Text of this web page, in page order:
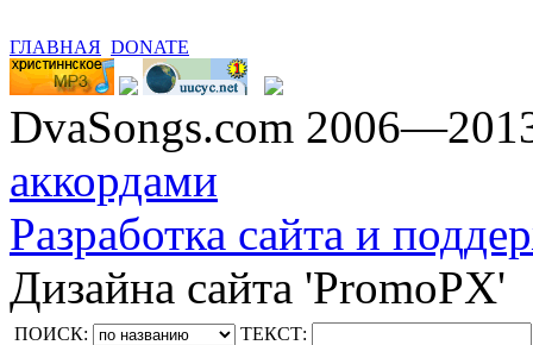
ГЛАВНАЯ DONATE
DvaSongs.com
аккордами
Разработка сайта и
Дизайна сайта 'PromoPX'
ПОИСК: ТЕКСТ: